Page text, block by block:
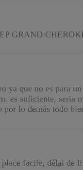
GRAND
ya que no es para
es suficiente,
por lo demás todo
facile, délai